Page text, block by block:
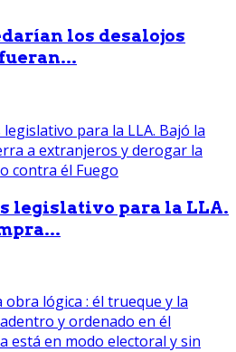
los desalojos
legislativo para la LLA.